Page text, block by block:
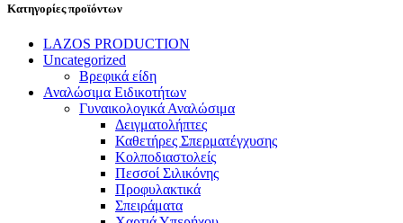
Κατηγορίες προϊόντων
LAZOS PRODUCTION
Uncategorized
Βρεφικά είδη
Αναλώσιμα Ειδικοτήτων
Γυναικολογικά Αναλώσιμα
Δειγματολήπτες
Καθετήρες Σπερματέγχυσης
Κολποδιαστολείς
Πεσσοί Σιλικόνης
Προφυλακτικά
Σπειράματα